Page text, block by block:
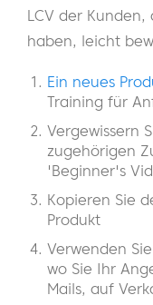
LCV der
haben, leicht
Ein neues
Training für
Vergewissern
zugehörigen
'Beginner's
Kopieren Sie
Produkt
Verwenden
wo Sie Ihr
Mails, auf